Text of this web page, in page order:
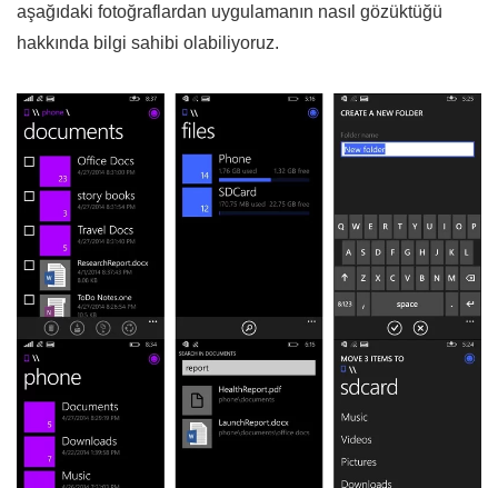
aşağıdaki fotoğraflardan uygulamanın nasıl gözüktüğü
hakkında bilgi sahibi olabiliyoruz.